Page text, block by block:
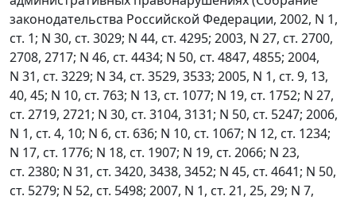
законодательства Российской Федерации, 2002, N 1,
ст. 1; N 30, ст. 3029; N 44, ст. 4295; 2003, N 27, ст. 2700,
2708, 2717; N 46, ст. 4434; N 50, ст. 4847, 4855; 2004,
N 31, ст. 3229; N 34, ст. 3529, 3533; 2005, N 1, ст. 9, 13,
40, 45; N 10, ст. 763; N 13, ст. 1077; N 19, ст. 1752; N 27,
ст. 2719, 2721; N 30, ст. 3104, 3131; N 50, ст. 5247; 2006,
N 1, ст. 4, 10; N 6, ст. 636; N 10, ст. 1067; N 12, ст. 1234;
N 17, ст. 1776; N 18, ст. 1907; N 19, ст. 2066; N 23,
ст. 2380; N 31, ст. 3420, 3438, 3452; N 45, ст. 4641; N 50,
ст. 5279; N 52, ст. 5498; 2007, N 1, ст. 21, 25, 29; N 7,